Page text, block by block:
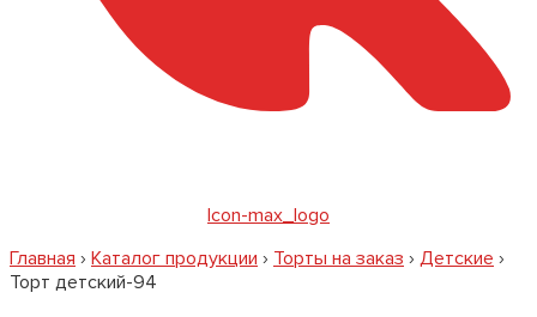
Icon-max_logo
Главная › Каталог продукции › Торты на заказ › Детские ›
Торт детский-94